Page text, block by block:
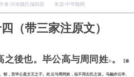
:河南魏氏编辑部 来源:中华魏网
（带三家注原文）
之後也。毕公高与周同姓① 。 【索
郇，言毕公是文王之子。此云与周同姓，似不用左氏之说。马融亦云毕、